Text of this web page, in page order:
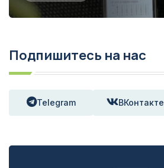
Подпишитесь на нас
Telegram ВКонтакте